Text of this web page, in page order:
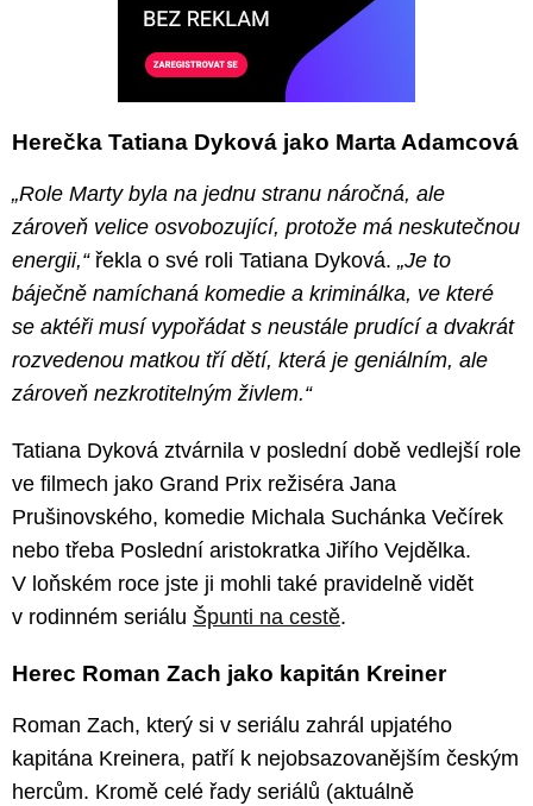
Herečka Tatiana Dyková jako Marta Adamcová
„Role Marty byla na jednu stranu náročná, ale
zároveň velice osvobozující, protože má neskutečnou
energii,“řekla o své roli Tatiana Dyková. „Je to
báječně namíchaná komedie a kriminálka, ve které
se aktéři musí vypořádat s neustále prudící a dvakrát
rozvedenou matkou tří dětí, která je geniálním, ale
zároveň nezkrotitelným živlem.“
Tatiana Dyková ztvárnila v poslední době vedlejší role
ve filmech jako Grand Prix režiséra Jana
Prušinovského, komedie Michala Suchánka Večírek
nebo třeba Poslední aristokratka Jiřího Vejdělka.
V loňském roce jste ji mohli také pravidelně vidět
v rodinném seriálu Špunti na cestě.
Herec Roman Zach jako kapitán Kreiner
Roman Zach, který si v seriálu zahrál upjatého
kapitána Kreinera, patří k nejobsazovanějším českým
hercům. Kromě celé řady seriálů (aktuálně